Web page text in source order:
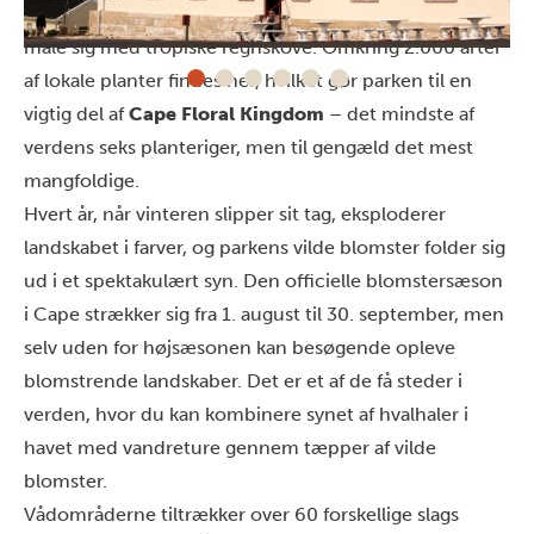
grund af sin enestående plantebiodiversitet, der kan
måle sig med tropiske regnskove. Omkring 2.000 arter
af lokale planter findes her, hvilket gør parken til en
vigtig del afCape Floral Kingdom – det mindste af
verdens seks planteriger, men til gengæld det mest
mangfoldige.
Hvert år, når vinteren slipper sit tag, eksploderer
landskabet i farver, og parkens vilde blomster folder sig
ud i et spektakulært syn. Den officielle blomstersæson
i Cape strækker sig fra 1. august til 30. september, men
selv uden for højsæsonen kan besøgende opleve
blomstrende landskaber. Det er et af de få steder i
verden, hvor du kan kombinere synet af hvalhaler i
havet med vandreture gennem tæpper af vilde
blomster.
Vådområderne tiltrækker over 60 forskellige slags